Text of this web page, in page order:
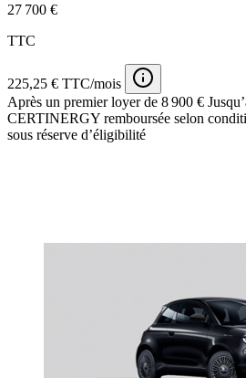
27 700 €
TTC
225,25 € TTC/mois
Après un premier loyer de 8 900 €
CERTINERGY remboursée selon
sous réserve d’éligibilité